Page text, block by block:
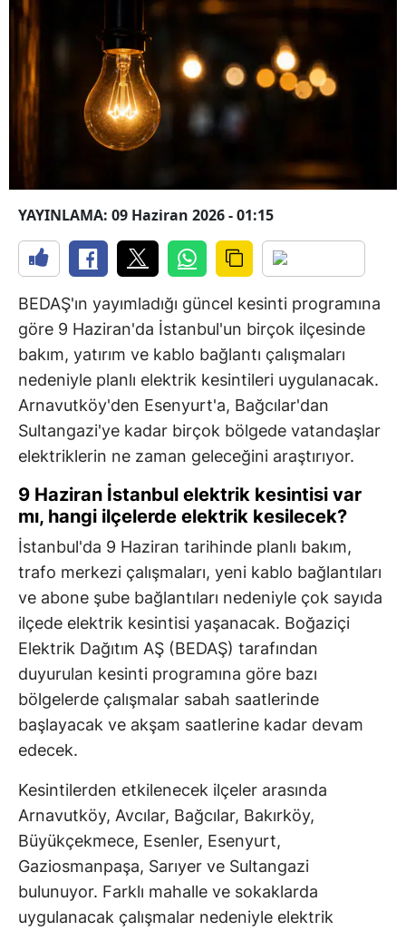
YAYINLAMA: 09 Haziran 2026 - 01:15
BEDAŞ'ın yayımladığı güncel kesinti programına
göre 9 Haziran'da İstanbul'un birçok ilçesinde
bakım, yatırım ve kablo bağlantı çalışmaları
nedeniyle planlı elektrik kesintileri uygulanacak.
Arnavutköy'den Esenyurt'a, Bağcılar'dan
Sultangazi'ye kadar birçok bölgede vatandaşlar
elektriklerin ne zaman geleceğini araştırıyor.
9 Haziran İstanbul elektrik kesintisi var
mı, hangi ilçelerde elektrik kesilecek?
İstanbul'da 9 Haziran tarihinde planlı bakım,
trafo merkezi çalışmaları, yeni kablo bağlantıları
ve abone şube bağlantıları nedeniyle çok sayıda
ilçede elektrik kesintisi yaşanacak. Boğaziçi
Elektrik Dağıtım AŞ (BEDAŞ) tarafından
duyurulan kesinti programına göre bazı
bölgelerde çalışmalar sabah saatlerinde
başlayacak ve akşam saatlerine kadar devam
edecek.
Kesintilerden etkilenecek ilçeler arasında
Arnavutköy, Avcılar, Bağcılar, Bakırköy,
Büyükçekmece, Esenler, Esenyurt,
Gaziosmanpaşa, Sarıyer ve Sultangazi
bulunuyor. Farklı mahalle ve sokaklarda
uygulanacak çalışmalar nedeniyle elektrik